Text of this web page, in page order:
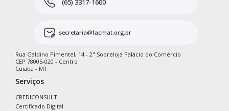
(65) 3317-1600
secretaria@facmat.org.br
Rua Galdino Pimentel, 14 - 2ª Sobreloja Palácio do Comércio
CEP 78005-020 - Centro
Cuiabá - MT
Serviços
CREDICONSULT
Certificado Digital